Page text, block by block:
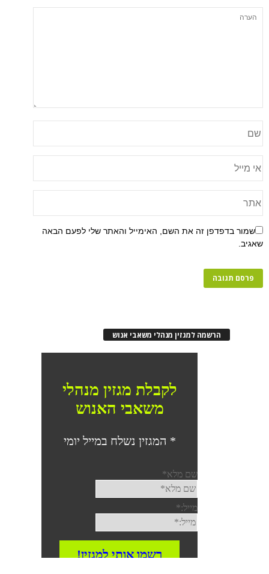
שמור בדפדפן זה את השם, האימייל והאתר שלי לפעם הבאה
שאגיב.
הרשמה למגזין מנהלי משאבי אנוש